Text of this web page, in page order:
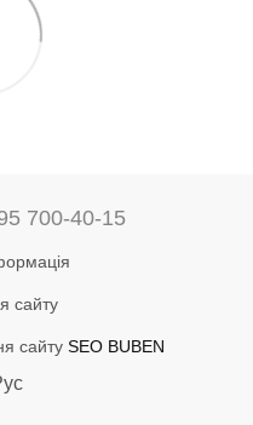
700-40-15
сайту
сайту SEO BUBEN